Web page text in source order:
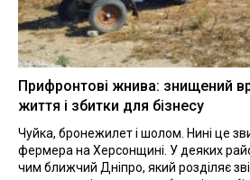
Прифронтові жнива: знищений
життя і збитки для бізнесу
Чуйка, бронежилет і шолом. Нині це
фермера на Херсонщині. У деяких
чим ближчий Дніпро, який розділяє